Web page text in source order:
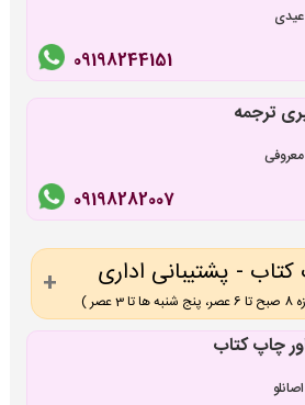
09198244151
ترجمه
09198282007
- پشتیبانی اداری
)
چاپ کتاب